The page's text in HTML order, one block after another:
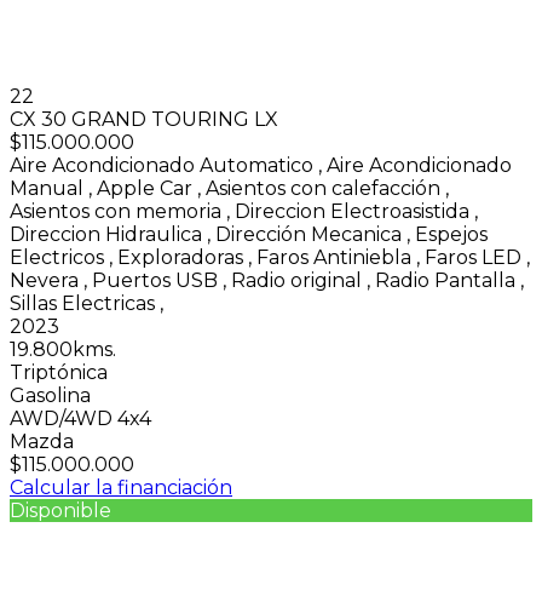
22
CX 30 GRAND TOURING LX
$115.000.000
Aire Acondicionado Automatico , Aire Acondicionado
Manual , Apple Car , Asientos con calefacción ,
Asientos con memoria , Direccion Electroasistida ,
Direccion Hidraulica , Dirección Mecanica , Espejos
Electricos , Exploradoras , Faros Antiniebla , Faros LED ,
Nevera , Puertos USB , Radio original , Radio Pantalla ,
Sillas Electricas ,
2023
19.800kms.
Triptónica
Gasolina
AWD/4WD 4x4
Mazda
$115.000.000
Calcular la financiación
Disponible